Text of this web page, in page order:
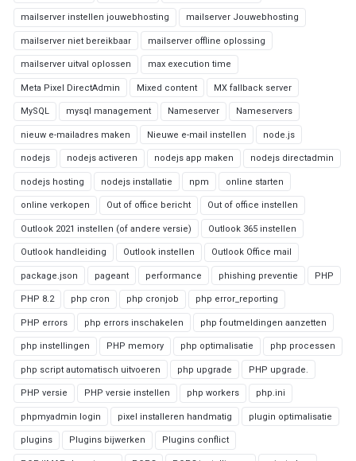
mailserver instellen jouwebhosting mailserver Jouwebhosting
mailserver niet bereikbaar mailserver offline oplossing
mailserver uitval oplossen max execution time
Meta Pixel DirectAdmin Mixed content MX fallback server
MySQL mysql management Nameserver Nameservers
nieuw e-mailadres maken Nieuwe e-mail instellen node.js
nodejs nodejs activeren nodejs app maken nodejs directadmin
nodejs hosting nodejs installatie npm online starten
online verkopen Out of office bericht Out of office instellen
Outlook 2021 instellen (of andere versie) Outlook 365 instellen
Outlook handleiding Outlook instellen Outlook Office mail
package.json pageant performance phishing preventie PHP
PHP 8.2 php cron php cronjob php error_reporting
PHP errors php errors inschakelen php foutmeldingen aanzetten
php instellingen PHP memory php optimalisatie php processen
php script automatisch uitvoeren php upgrade PHP upgrade.
PHP versie PHP versie instellen php workers php.ini
phpmyadmin login pixel installeren handmatig plugin optimalisatie
plugins Plugins bijwerken Plugins conflict